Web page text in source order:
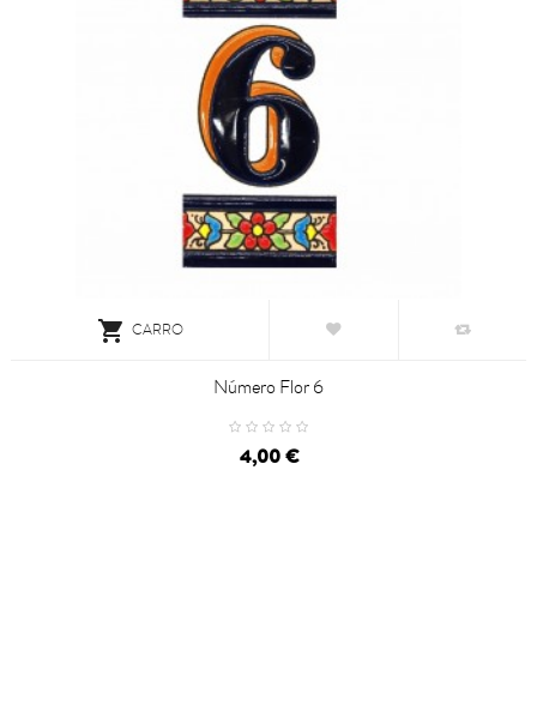
 CARRO
Número Flor 6
4,00 €